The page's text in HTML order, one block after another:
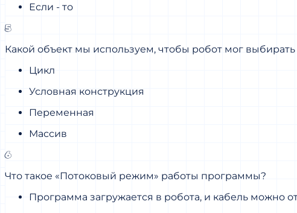
Если - то
5
Какой объект мы используем, чтобы робот мог
Цикл
Условная конструкция
Переменная
Массив
6
Что такое «Потоковый режим» работы программы?
Программа загружается в робота, и кабель можно